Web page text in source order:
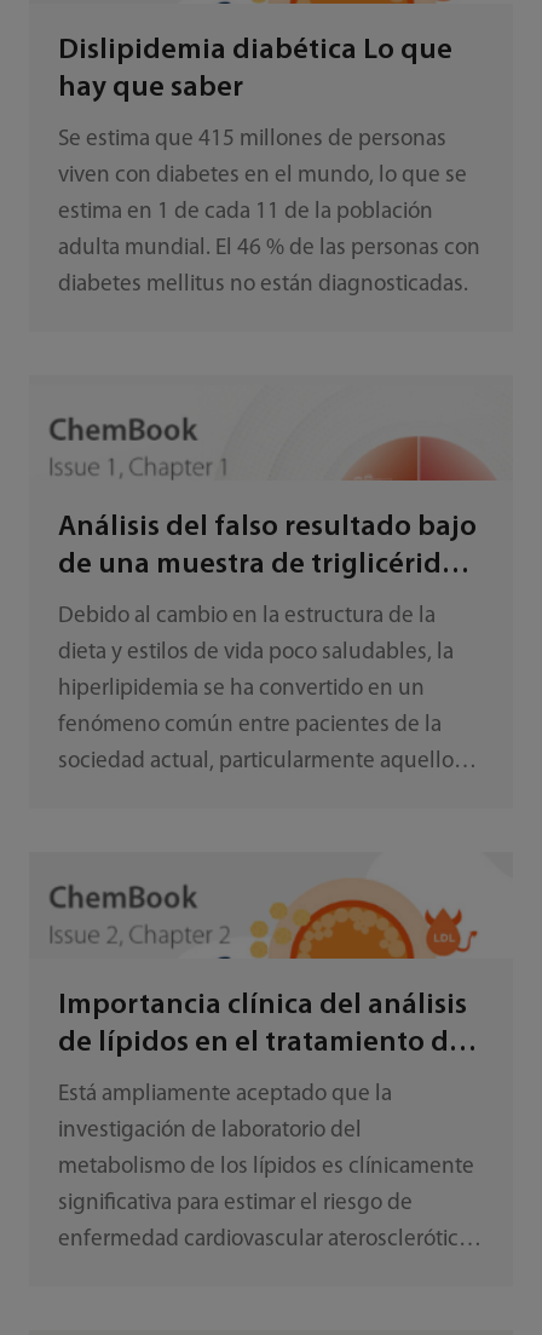
Dislipidemia diabética Lo que
hay que saber
Se estima que 415 millones de personas
viven con diabetes en el mundo, lo que se
estima en 1 de cada 11 de la población
adulta mundial. El 46 % de las personas con
diabetes mellitus no están diagnosticadas.
Análisis del falso resultado bajo
de una muestra de triglicéridos
anormalmente alta
Debido al cambio en la estructura de la
dieta y estilos de vida poco saludables, la
hiperlipidemia se ha convertido en un
fenómeno común entre pacientes de la
sociedad actual, particularmente aquellos
los análisis bioquímicos. En la práctica
clínica, la interferencia de la lipemia puede
concentración de TG.
Importancia clínica del análisis
de lípidos en el tratamiento de
la ERC
Está ampliamente aceptado que la
investigación de laboratorio del
metabolismo de los lípidos es clínicamente
significativa para estimar el riesgo de
enfermedad cardiovascular aterosclerótica